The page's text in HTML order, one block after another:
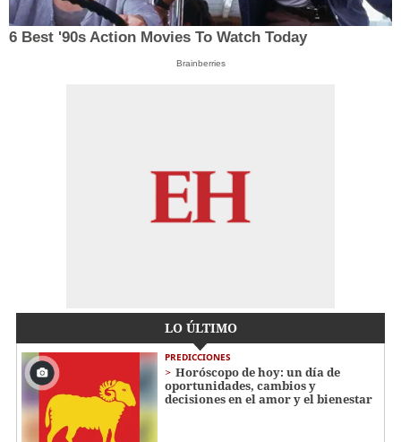
6 Best '90s Action Movies To Watch Today
Brainberries
LO ÚLTIMO
PREDICCIONES
Horóscopo de hoy: un día de
oportunidades, cambios y
decisiones en el amor y el bienestar